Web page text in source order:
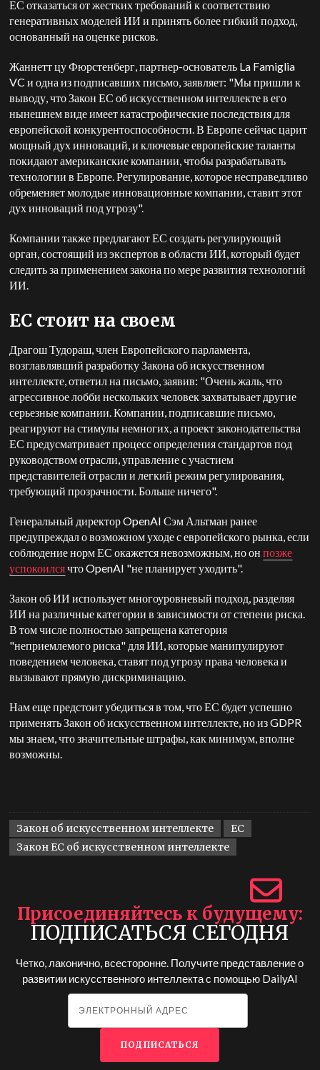
ЕС отказаться от жестких требований к соответствию
генеративных моделей ИИ и принять более гибкий подход,
основанный на оценке рисков.
Жаннетт цу Фюрстенберг, партнер-основатель La Famiglia
VC и одна из подписавших письмо, заявляет: "Мы пришли к
выводу, что Закон ЕС об искусственном интеллекте в его
нынешнем виде имеет катастрофические последствия для
европейской конкурентоспособности. В Европе сейчас царит
мощный дух инноваций, и ключевые европейские таланты
покидают американские компании, чтобы разрабатывать
технологии в Европе. Регулирование, которое несправедливо
обременяет молодые инновационные компании, ставит этот
дух инноваций под угрозу".
Компании также предлагают ЕС создать регулирующий
орган, состоящий из экспертов в области ИИ, который будет
следить за применением закона по мере развития технологий
ИИ.
ЕС стоит на своем
Драгош Тудораш, член Европейского парламента,
возглавлявший разработку Закона об искусственном
интеллекте, ответил на письмо, заявив: "Очень жаль, что
агрессивное лобби нескольких человек захватывает другие
серьезные компании. Компании, подписавшие письмо,
реагируют на стимулы немногих, а проект законодательства
ЕС предусматривает процесс определения стандартов под
руководством отрасли, управление с участием
представителей отрасли и легкий режим регулирования,
требующий прозрачности. Больше ничего".
Генеральный директор OpenAI Сэм Альтман ранее
предупреждал о возможном уходе с европейского рынка, если
соблюдение норм ЕС окажется невозможным, но онпозже
успокоилсячто OpenAI "не планирует уходить".
Закон об ИИ использует многоуровневый подход, разделяя
ИИ на различные категории в зависимости от степени риска.
В том числе полностью запрещена категория
"неприемлемого риска" для ИИ, которые манипулируют
поведением человека, ставят под угрозу права человека и
вызывают прямую дискриминацию.
Нам еще предстоит убедиться в том, что ЕС будет успешно
применять Закон об искусственном интеллекте, но из GDPR
мы знаем, что значительные штрафы, как минимум, вполне
возможны.
Закон об искусственном интеллекте
ЕС
Закон ЕС об искусственном интеллекте
Присоединяйтесь к будущему
ПОДПИСАТЬСЯ СЕГОДНЯ
Четко, лаконично, всесторонне. Получите представление о
развитии искусственного интеллекта с помощью DailyAI